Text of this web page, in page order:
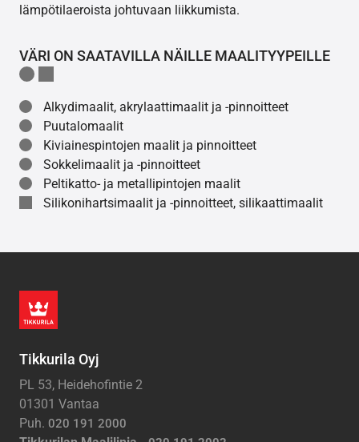
lämpötilaeroista johtuvaan liikkumista.
VÄRI ON SAATAVILLA NÄILLE MAALITYYPEILLE
Alkydimaalit, akrylaattimaalit ja -pinnoitteet
Puutalomaalit
Kiviainespintojen maalit ja pinnoitteet
Sokkelimaalit ja -pinnoitteet
Peltikatto- ja metallipintojen maalit
Silikonihartsimaalit ja -pinnoitteet, silikaattimaalit
Tikkurila Oyj
PL 53, Heidehofintie 2
01301 Vantaa
Puh. 020 191 2000